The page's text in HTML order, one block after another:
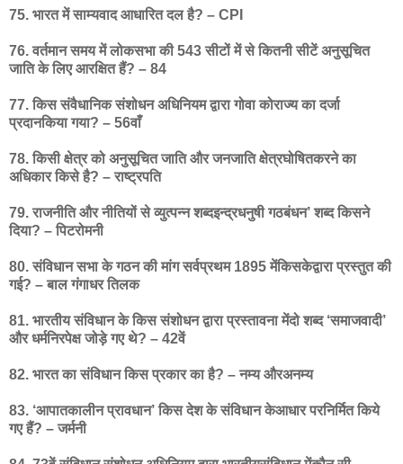
75. भारत में साम्यवाद आधारित दल है? – CPI
76. वर्तमान समय में लोकसभा की 543 सीटों में से कितनी सीटें अनुसूचित
जाति के लिए आरक्षित हैं? – 84
77. किस संवैधानिक संशोधन अधिनियम द्वारा गोवा कोराज्य का दर्जा
प्रदानकिया गया? – 56वाँ
78. किसी क्षेत्र को अनुसूचित जाति और जनजाति क्षेत्रघोषितकरने का
अधिकार किसे है? – राष्ट्रपति
79. राजनीति और नीतियों से व्युत्पन्न शब्दइन्द्रधनुषी गठबंधन’ शब्द किसने
दिया? – पिटरोमनी
80. संविधान सभा के गठन की मांग सर्वप्रथम 1895 मेंकिसकेद्वारा प्रस्तुत की
गई? – बाल गंगाधर तिलक
81. भारतीय संविधान के किस संशोधन द्वारा प्रस्तावना मेंदो शब्द ‘समाजवादी’
और धर्मनिरपेक्ष जोड़े गए थे? – 42वें
82. भारत का संविधान किस प्रकार का है? – नम्य औरअनम्य
83. ‘आपातकालीन प्रावधान’ किस देश के संविधान केआधार परनिर्मित किये
गए हैं? – जर्मनी